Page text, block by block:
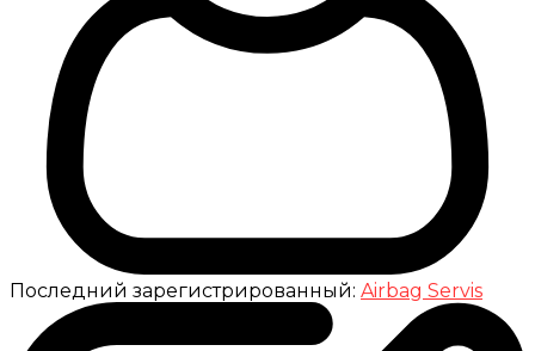
Последний зарегистрированный: Airbag Servis